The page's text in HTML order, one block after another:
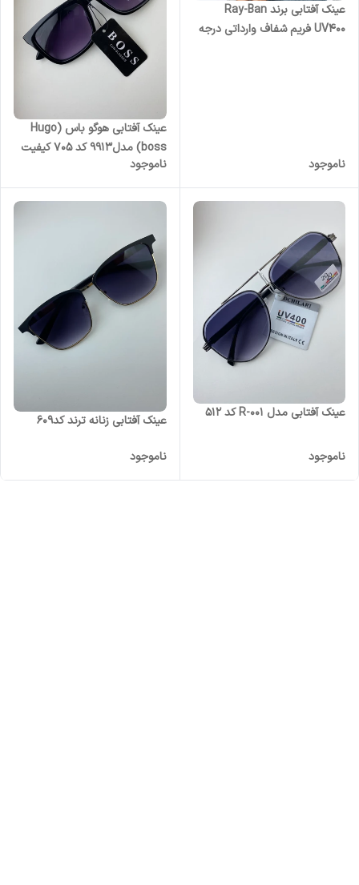
عینک آفتابی برند Ray-Ban
UV400 فریم شفاف وارداتی درجه
ناموجود
عینک آفتابی هوگو باس (Hugo
boss) مدل۹۹۱۳ کد 705 کیفیت
وارداتی درجه یک
ناموجود
عینک آفتابی مدل R-001 کد ۵۱۲
ناموجود
عینک آفتابی زنانه ترند کد۶۰۹
ناموجود